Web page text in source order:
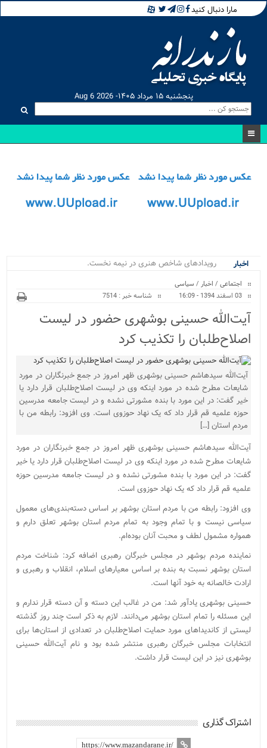
مارا دنبال کنید
پنجشنبه ۱۵ مرداد ۱۴۰۵- Aug 6 2026
اخبار
رویدادهای شاخص هنری در نیمه نخست ۱۴۰.
اجتماعی / اخبار / سیاسی
03 اسفند 1394 - 16:09
شناسه خبر : 7514
آیت‌الله حسینی بوشهری حضور در لیست
اصلاح‌طلبان را تکذیب کرد
آیت‌الله سیدهاشم حسینی بوشهری ظهر امروز در جمع خبرنگاران در مورد
شایعات مطرح شده در مورد اینکه وی در لیست اصلاح‌طلبان قرار دارد یا
خیر گفت: در این مورد با بنده مشورتی نشده و در لیست جامعه مدرسین
حوزه علمیه قم قرار داد که یک نهاد حوزوی است. وی افزود: رابطه من با
مردم استان […]
آیت‌الله سیدهاشم حسینی بوشهری ظهر امروز در جمع خبرنگاران در مورد
شایعات مطرح شده در مورد اینکه وی در لیست اصلاح‌طلبان قرار دارد یا خیر
گفت: در این مورد با بنده مشورتی نشده و در لیست جامعه مدرسین حوزه
علمیه قم قرار داد که یک نهاد حوزوی است.
وی افزود: رابطه من با مردم استان بوشهر بر اساس دسته‌بندی‌های معمول
سیاسی نیست و با تمام وجود به تمام مردم استان بوشهر تعلق دارم و
همواره مشمول لطف و محبت آنان بوده‌ام.
نماینده مردم بوشهر در مجلس خبرگان رهبری اضافه کرد: شناخت مردم
استان بوشهر نسبت به بنده بر اساس معیارهای اسلام، انقلاب و رهبری و
ارادت خالصانه به خود آنها است.
حسینی بوشهری یادآور شد: من در غالب این دسته و آن دسته قرار ندارم و
این مسئله را تمام استان بوشهر می‌دانند. لازم به ذکر است چند روز گذشته
لیستی از کاندیداهای مورد حمایت اصلاح‌طلبان در تعدادی از استان‌ها برای
انتخابات مجلس خبرگان رهبری منتشر شده بود و نام آیت‌الله حسینی
بوشهری نیز در این لیست قرار داشت.
اشتراک گذاری